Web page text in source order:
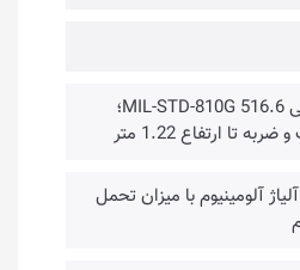
• مقاومت درجه نظامی MIL-STD-810G 516.6؛
تا ارتفاع 1.22 متر
آلومینیوم با میزان تحمل